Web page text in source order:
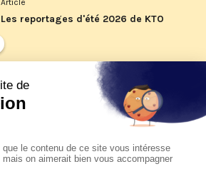
Article
Les reportages d'été 2026 de KTO
La visite pastorale du pape Léon
XIV à Assise à suivre sur KTO le
jeudi 6 août
Le pape en Uruguay, Argentine et
Pérou du 6 au 17 novembre 2026